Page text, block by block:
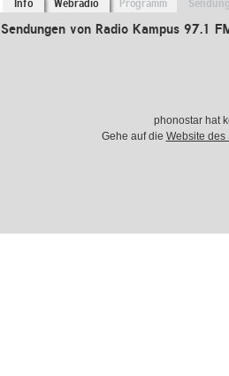
Info Webradio Programm
Sendungen von Radio Kampus 97.1
phonostar hat
Gehe auf die Website des